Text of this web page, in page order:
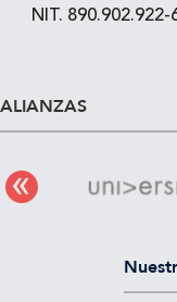
NIT. 890.902.922-
ALIANZAS